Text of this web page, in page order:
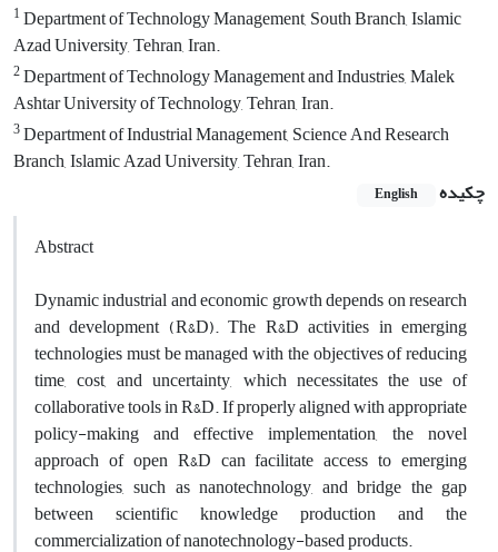
1Department of Technology Management, South Branch, Islamic
Azad University, Tehran, Iran.
2Department of Technology Management and Industries, Malek
Ashtar University of Technology, Tehran, Iran.
3Department of Industrial Management, Science And Research
Branch, Islamic Azad University, Tehran, Iran.
چکیده
English
Abstract
Dynamic industrial and economic growth depends on research
and development (R&D). The R&D activities in emerging
technologies must be managed with the objectives of reducing
time, cost, and uncertainty, which necessitates the use of
collaborative tools in R&D. If properly aligned with appropriate
policy-making and effective implementation, the novel
approach of open R&D can facilitate access to emerging
technologies, such as nanotechnology, and bridge the gap
between scientific knowledge production and the
commercialization of nanotechnology-based products.